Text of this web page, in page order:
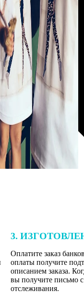
3.
Оплатите заказ
оплаты получите
описанием заказа.
вы получите письмо
отслеживания.